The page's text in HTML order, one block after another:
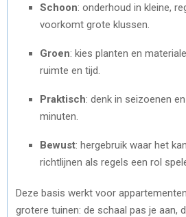
Schoon: onderhoud in kleine,
voorkomt grote klussen.
Groen: kies planten en
ruimte en tijd.
Praktisch: denk in seizoenen
minuten.
Bewust: hergebruik waar het
richtlijnen als regels een rol
Deze basis werkt voor
grotere tuinen: de schaal pas je aan,